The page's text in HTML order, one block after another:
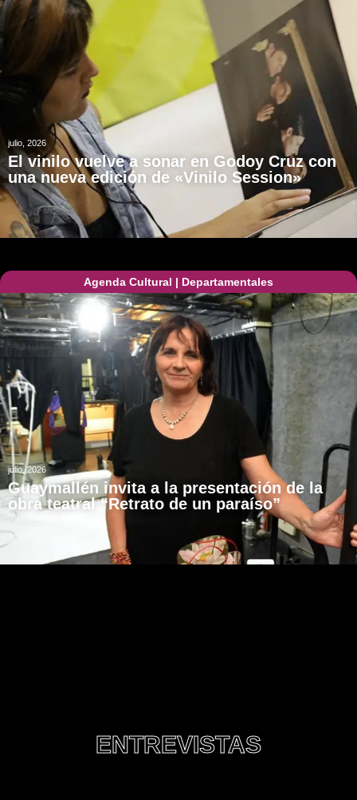
julio, 2026
El vinilo vuelve a sonar en Godoy Cruz con
una nueva edición de «Vinilo Session»
Agenda Cultural | Departamentales
julio, 2026
Guaymallén invita a la presentación de la
obra teatral “Retrato de un paraíso”
ENTREVISTAS